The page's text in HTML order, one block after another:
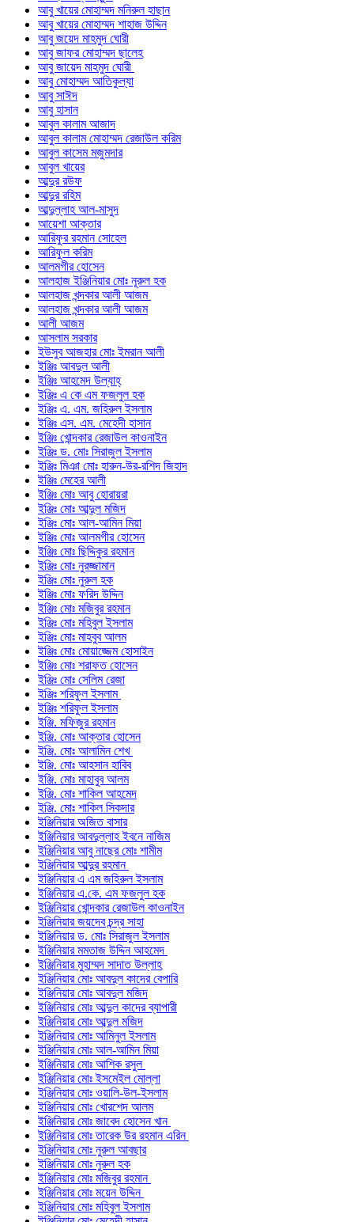
আবু খায়ের মোহাম্মদ মনিরুল হাছান
আবু খায়ের মোহাম্মদ শাহাজ উদ্দিন
আবু জয়েদ মাহমুদ ঘোরী
আবু জাফর মোহাম্মদ ছালেহ
আবু জায়েদ মাহমুদ ঘোরী
আবু মোহাম্মদ আতিকুল্যা
আবু সাঈদ
আবু হাসান
আবুল কালাম আজাদ
আবুল কালাম মোহাম্মদ রেজাউল করিম
আবুল কাসেম মজুমদার
আবুল খায়ের
আব্দুর রউফ
আব্দুর রহিম
আব্দুল্লাহ আল-মাসুদ
আয়েশা আক্তার
আরিফুর রহমান সোহেল
আরিফুল করিম
আলমগীর হোসেন
আলহাজ ইঞ্জিনিয়ার মোঃ নূরুল হক
আলহাজ খন্দকার আলী আজম
আলহাজ খন্দকার আলী আজম
আলী আজম
আসলাম সরকার
ইউসুব আজহার মোঃ ইমরান আলী
ইঞ্জিঃ আবদুল আলী
ইঞ্জিঃ আহমেদ উল্যাহ্
ইঞ্জিঃ এ কে এম ফজলুল হক
ইঞ্জিঃ এ. এম. জহিরুল ইসলাম
ইঞ্জিঃ এস. এম. মেহেদী হাসান
ইঞ্জিঃ খোন্দকার রেজাউল কাওনাইন
ইঞ্জিঃ ড. মোঃ সিরাজুল ইসলাম
ইঞ্জিঃ মিঞা মোঃ হারুন-উর-রশিদ জিহাদ
ইঞ্জিঃ মেহের আলী
ইঞ্জিঃ মোঃ আবু হোরায়রা
ইঞ্জিঃ মোঃ আব্দুল মজিদ
ইঞ্জিঃ মোঃ আল-আমিন মিয়া
ইঞ্জিঃ মোঃ আলমগীর হোসেন
ইঞ্জিঃ মোঃ ছিদ্দিকুর রহমান
ইঞ্জিঃ মোঃ নুরজ্জামান
ইঞ্জিঃ মোঃ নুরুল হক
ইঞ্জিঃ মোঃ ফরিদ উদ্দিন
ইঞ্জিঃ মোঃ মজিবুর রহমান
ইঞ্জিঃ মোঃ মহিবুল ইসলাম
ইঞ্জিঃ মোঃ মাহবুব আলম
ইঞ্জিঃ মোঃ মোয়াজ্জেম হোসাইন
ইঞ্জিঃ মোঃ শরাফত হোসেন
ইঞ্জিঃ মোঃ সেলিম রেজা
ইঞ্জিঃ শরিফুল ইসলাম
ইঞ্জিঃ শরিফুল ইসলাম
ইঞ্জি. মফিজুর রহমান
ইঞ্জি. মোঃ আক্তার হোসেন
ইঞ্জি. মোঃ আলামিন শেখ
ইঞ্জি. মোঃ আহসান হাবিব
ইঞ্জি. মোঃ মাহাবুব আলম
ইঞ্জি. মোঃ শাকিল আহমেদ
ইঞ্জি. মোঃ শাকিল সিকদার
ইঞ্জিনিয়ার অজিত বাসার
ইঞ্জিনিয়ার আবদুল্লাহ ইবনে নাজিম
ইঞ্জিনিয়ার আবু নাছের মোঃ শামীম
ইঞ্জিনিয়ার আব্দুর রহমান
ইঞ্জিনিয়ার এ এম জহিরুল ইসলাম
ইঞ্জিনিয়ার এ.কে. এম ফজলুল হক
ইঞ্জিনিয়ার খোন্দকার রেজাউল কাওনাইন
ইঞ্জিনিয়ার জয়দেব চন্দ্র সাহা
ইঞ্জিনিয়ার ড. মোঃ সিরাজুল ইসলাম
ইঞ্জিনিয়ার মমতাজ উদ্দিন আহমেদ
ইঞ্জিনিয়ার মুহাম্মদ সাদাত উল্লাহ
ইঞ্জিনিয়ার মোঃ আবদুল কাদের বেপারি
ইঞ্জিনিয়ার মোঃ আবদুল মজিদ
ইঞ্জিনিয়ার মোঃ আব্দুল কাদের ব্যাপারী
ইঞ্জিনিয়ার মোঃ আব্দুল মজিদ
ইঞ্জিনিয়ার মোঃ আমিনুল ইসলাম
ইঞ্জিনিয়ার মোঃ আল-আমিন মিয়া
ইঞ্জিনিয়ার মোঃ আশিক রসুল
ইঞ্জিনিয়ার মোঃ ইসমেইল মোল্লা
ইঞ্জিনিয়ার মোঃ ওয়ালি-উল-ইসলাম
ইঞ্জিনিয়ার মোঃ খোরশেদ আলম
ইঞ্জিনিয়ার মোঃ জাবেদ হোসেন খান
ইঞ্জিনিয়ার মোঃ তারেক উর রহমান এরিন
ইঞ্জিনিয়ার মোঃ নুরুল আবছার
ইঞ্জিনিয়ার মোঃ নুরুল হক
ইঞ্জিনিয়ার মোঃ মজিবুর রহমান
ইঞ্জিনিয়ার মোঃ ময়েন উদ্দিন
ইঞ্জিনিয়ার মোঃ মহিবুল ইসলাম